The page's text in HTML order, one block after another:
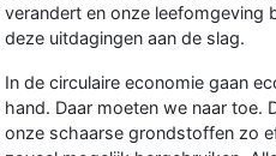
verandert en onze leefomgeving
deze uitdagingen aan de slag.
In de circulaire economie gaan
hand. Daar moeten we naar toe.
onze schaarse grondstoffen zo